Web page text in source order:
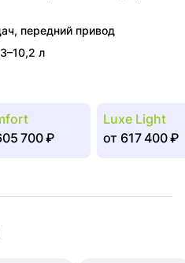
, передний привод
л
700 ₽
Luxe Light
от 617 400 ₽